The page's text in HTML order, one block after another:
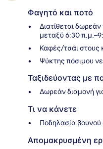
Φαγητό και ποτό
Διατίθεται
μεταξύ 6:30
Καφές/τσάι στους
Ψύκτης πόσιμου
Ταξιδεύοντας με
Δωρεάν διαμονή
Τι να κάνετε
Ποδηλασία
Απομακρυσμένη